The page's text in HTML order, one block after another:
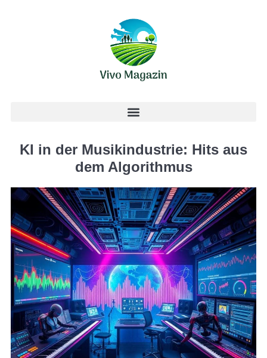
KI in der Musikindustrie: Hits aus
dem Algorithmus